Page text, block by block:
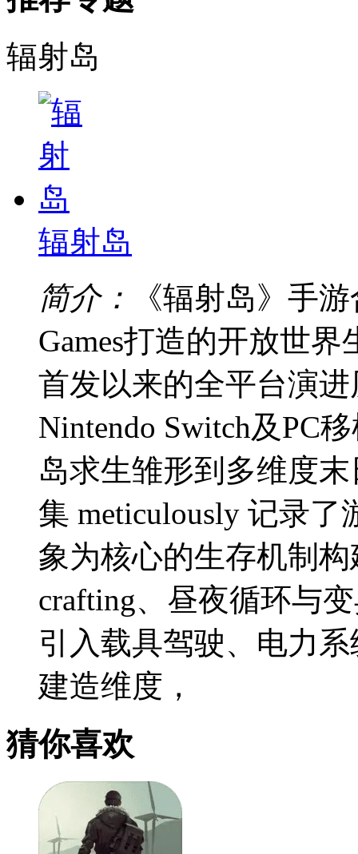
辐射岛
辐射岛
简介：
《辐射岛》手
Games打造的开放世
首发以来的全平台演
Nintendo Switch及PC
岛求生雏形到多维度
集 meticulously 记录
象为核心的生存机制
crafting、昼夜循环与
引入载具驾驶、电力
建造维度，
猜你喜欢